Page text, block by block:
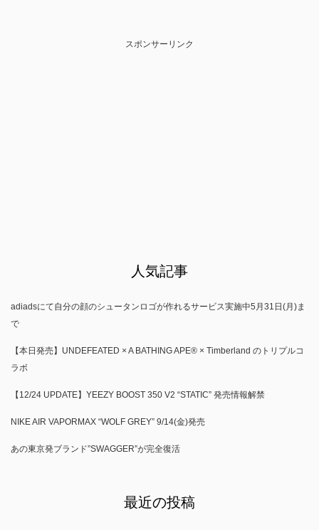
スポンサーリンク
人気記事
adiadsにて自分の顔のシュータンロゴが作れるサービス実施中5月31日(月)ま
で
【本日発売】UNDEFEATED × A BATHING APE® × Timberland のトリプルコ
ラボ
【12/24 UPDATE】YEEZY BOOST 350 V2 “STATIC” 発売情報解禁
NIKE AIR VAPORMAX “WOLF GREY” 9/14(金)発売
あの東京発ブランド”SWAGGER”が完全復活
最近の投稿